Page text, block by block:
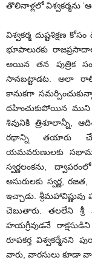
తొలినాళ్లలో విశ్వకర్మను
విశ్వకర్మ దుష్టశిక్షణ
భూపాలురకు
అయిన తన పుత్రిక
సానబట్టాడట. అలా
కానుకగా
దహించుకుపోయిన ముని
శివునికి త్రిశూలాన్నీ,
రథాన్ని తయారు
యమవరుణులకు
స్వర్ణలంకను,
అసురులకు స్వర్ణ,
ఇచ్చాడు. శ్రీమహావిష్ణువు
చెబుతారు. తలలేని శ్రీ
హయగ్రీవుడనే
రూపకర్త
వారు, వారసులు కూడా